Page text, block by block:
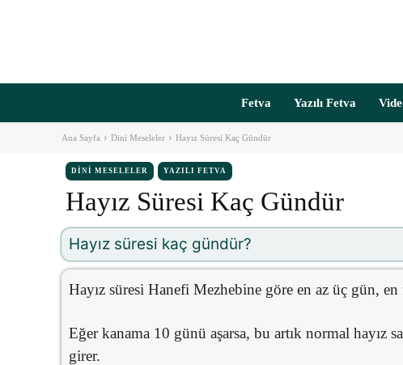
Fetva Yazılı Fetva
Ana Sayfa Dini Meseleler Hayız Süresi Kaç Gündür
DINI MESELELER YAZILI FETVA
Hayız Süresi Kaç Gündür
Hayız süresi kaç gündür?
Hayız süresi Hanefi Mezhebine göre en az üç gün,
Eğer kanama 10 günü aşarsa, bu artık normal hayız
girer.